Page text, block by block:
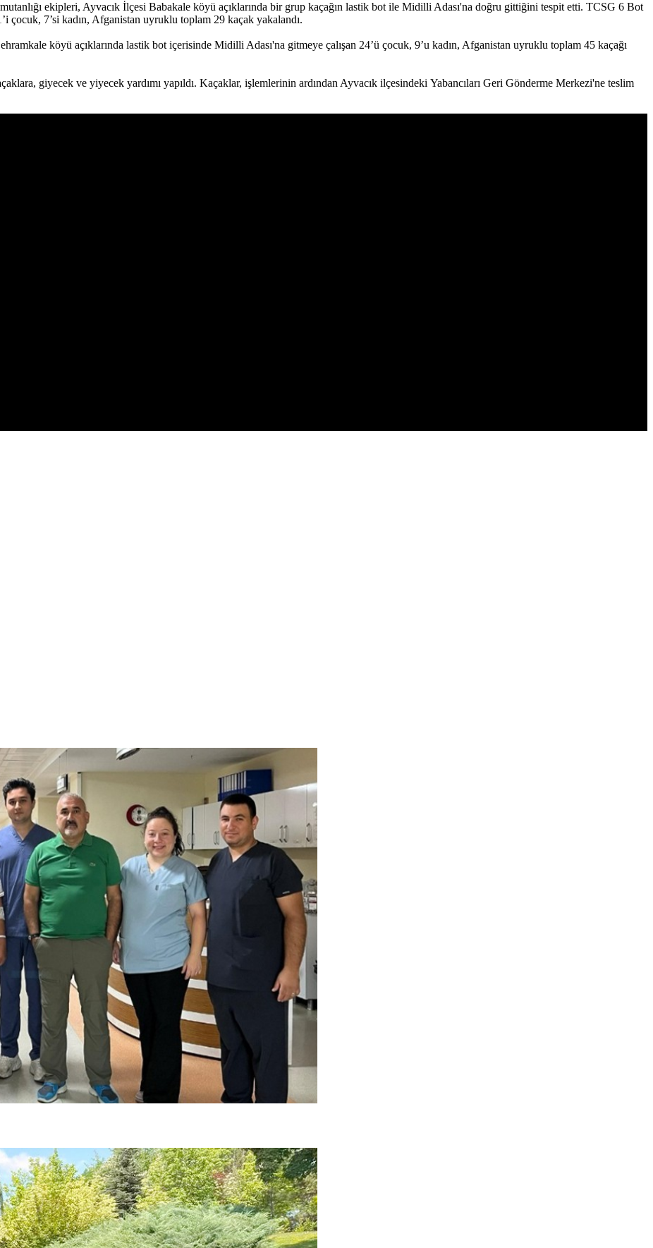
ekipleri, Ayvacık İlçesi Babakale köyü açıklarında bir grup kaçağın lastik bot ile Midilli Adası'na doğru gittiğini tespit etti. TCSG 6 Bot
çocuk, 7’si kadın, Afganistan uyruklu toplam 29 kaçak yakalandı.
köyü açıklarında lastik bot içerisinde Midilli Adası'na gitmeye çalışan 24’ü çocuk, 9’u kadın, Afganistan uyruklu toplam 45 kaçağı
giyecek ve yiyecek yardımı yapıldı. Kaçaklar, işlemlerinin ardından Ayvacık ilçesindeki Yabancıları Geri Gönderme Merkezi'ne teslim